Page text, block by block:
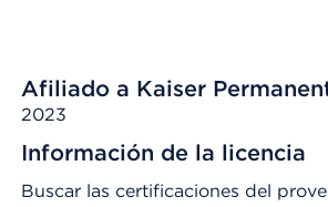
Afiliado a Kaiser
2023
Información de la licencia
Buscar las certificaciones del